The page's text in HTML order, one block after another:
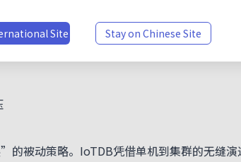
被动策略。IoTDB凭借单机到集群的无缝
Site Stay on Chinese Site